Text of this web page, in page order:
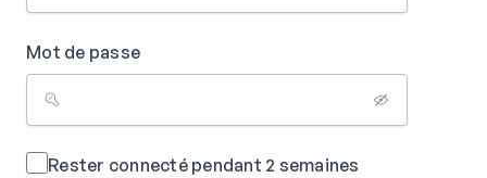
Mot de passe
Rester connecté pendant 2 semaines